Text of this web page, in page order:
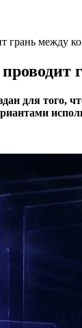
грань между
для того,